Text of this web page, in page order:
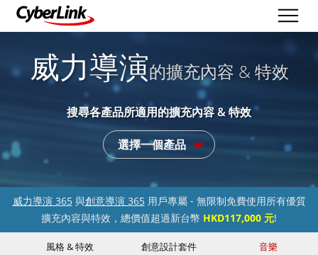
威力導演的擴充內容 & 特效
搜尋各產品所適用的擴充內容 & 特效
選擇一個產品
威力導演 365與創意導演 365用戶專屬 - 無限制免費使用所有優質
擴充內容與特效，總價值超過新台幣 HKD117,000 元!
風格 & 特效 創意設計套件 音樂